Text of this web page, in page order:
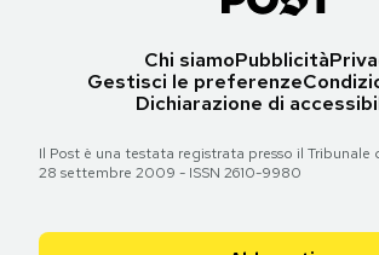
Chi siamoPubblicità
Gestisci le preferenze
Dichiarazione di
Il Post è una testata registrata presso il Tribunale
28 settembre 2009 - ISSN 2610-9980